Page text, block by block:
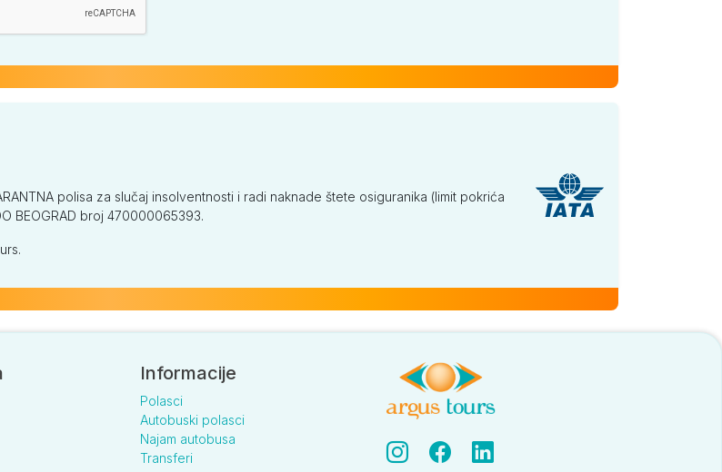
polisa za slučaj insolventnosti i radi naknade štete osiguranika (limit pokrića
BEOGRAD broj 470000065393.
Informacije
Polasci
Autobuski polasci
Najam autobusa
Transferi